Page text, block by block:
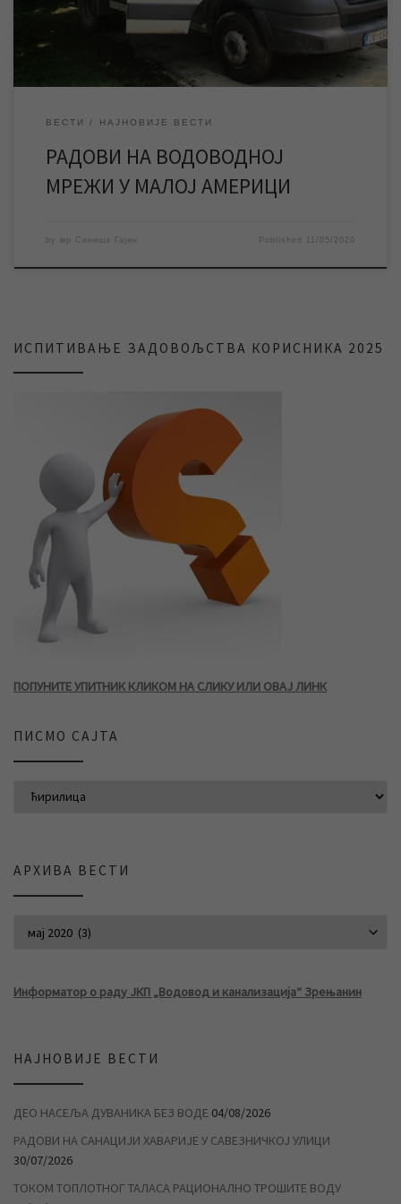
насеље неколико часова бити без воде. Према […]
ВЕСТИ НАЈНОВИЈЕ ВЕСТИ
РАДОВИ НА ВОДОВОДНОЈ
МРЕЖИ У МАЛОЈ АМЕРИЦИ
by мр Синиша Гајин Published 11/05/2020
ИСПИТИВАЊЕ ЗАДОВОЉСТВА КОРИСНИКА 2025
ПОПУНИТЕ УПИТНИК КЛИКОМ НА СЛИКУ ИЛИ ОВАЈ ЛИНК
ПИСМО САЈТА
АРХИВА ВЕСТИ
Информатор о раду ЈКП „Водовод и канализација“ Зрењанин
НАЈНОВИЈЕ ВЕСТИ
ДЕО НАСЕЉА ДУВАНИКА БЕЗ ВОДЕ 04/08/2026
РАДОВИ НА САНАЦИЈИ ХАВАРИЈЕ У САВЕЗНИЧКОЈ УЛИЦИ
30/07/2026
ТОКОМ ТОПЛОТНОГ ТАЛАСА РАЦИОНАЛНО ТРОШИТЕ ВОДУ